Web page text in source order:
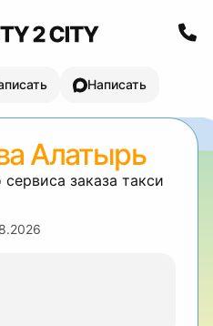
Написать
Алатырь
сервиса заказа такси